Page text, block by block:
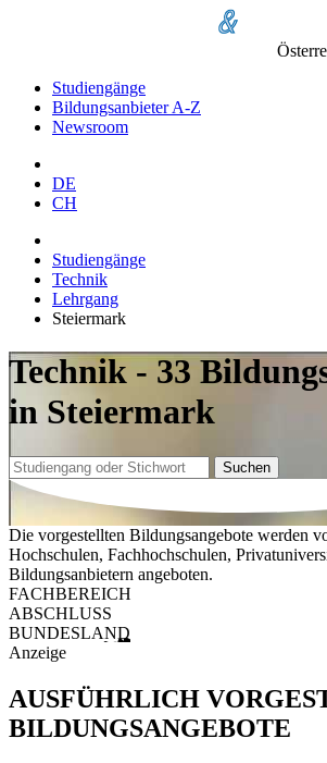
Studiengänge
Bildungsanbieter A-Z
Newsroom
DE
CH
Studiengänge
Technik
Lehrgang
Steiermark
Technik - 33
in Steiermark
Suchen
Die vorgestellten Bildungsangebote werden
Hochschulen, Fachhochschulen,
Bildungsanbietern angeboten.
FACHBEREICH
ABSCHLUSS
BUNDESLAND
Anzeige
AUSFÜHRLICH
BILDUNGSANGEBOTE